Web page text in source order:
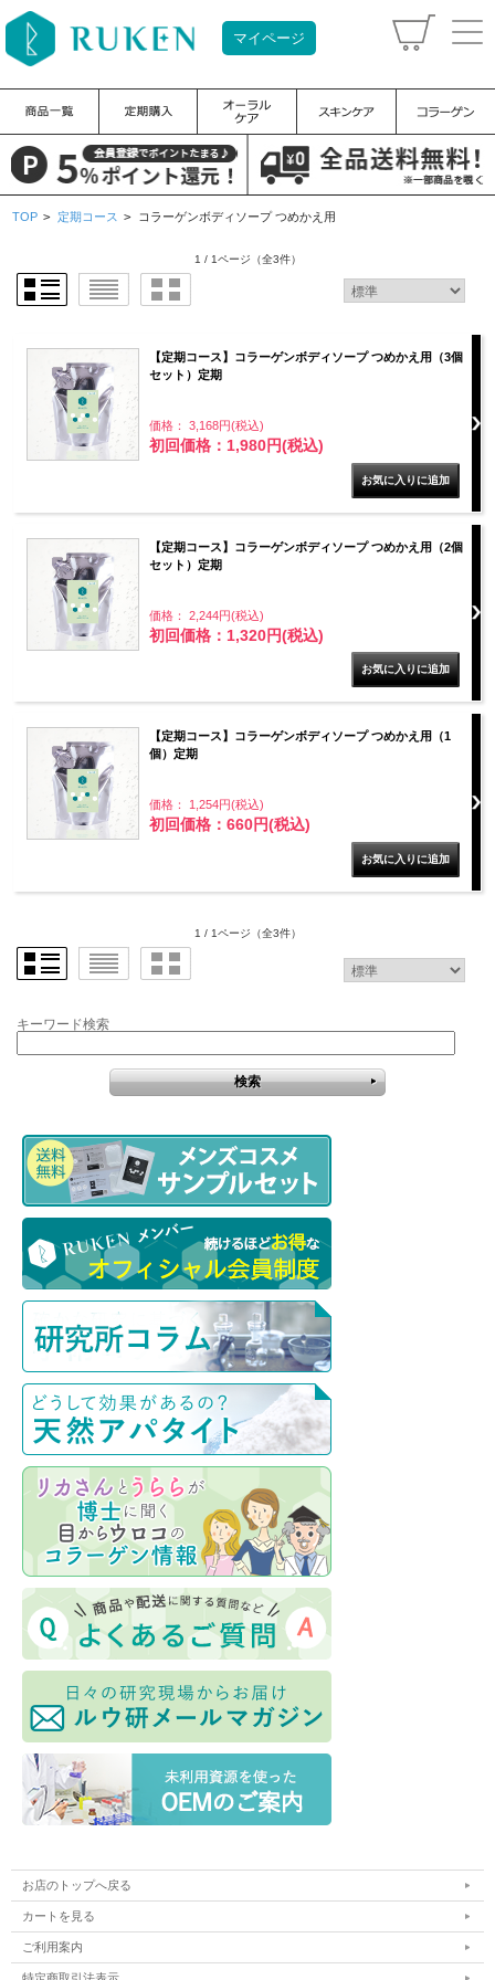
マイページ
TOP > 定期コース > コラーゲンボディソープ つめかえ用
1 / 1ページ （全3件）
【定期コース】コラーゲンボディソープ つめかえ用（3個
セット）定期
価格： 3,168円(税込)
初回価格：1,980円(税込)
【定期コース】コラーゲンボディソープ つめかえ用（2個
セット）定期
価格： 2,244円(税込)
初回価格：1,320円(税込)
【定期コース】コラーゲンボディソープ つめかえ用（1
個）定期
価格： 1,254円(税込)
初回価格：660円(税込)
1 / 1ページ （全3件）
キーワード検索
お店のトップへ戻る
カートを見る
ご利用案内